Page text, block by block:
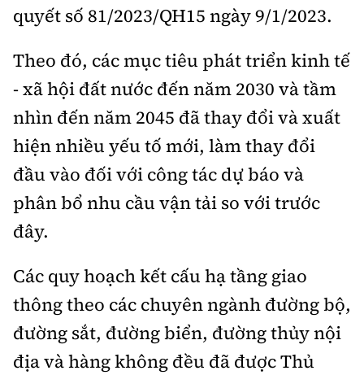
quyết số 81/2023/QH15 ngày 9/1/2023.
Theo đó, các mục tiêu phát triển kinh tế
- xã hội đất nước đến năm 2030 và tầm
nhìn đến năm 2045 đã thay đổi và xuất
hiện nhiều yếu tố mới, làm thay đổi
đầu vào đối với công tác dự báo và
phân bổ nhu cầu vận tải so với trước
đây.
Các quy hoạch kết cấu hạ tầng giao
thông theo các chuyên ngành đường bộ,
đường sắt, đường biển, đường thủy nội
địa và hàng không đều đã được Thủ